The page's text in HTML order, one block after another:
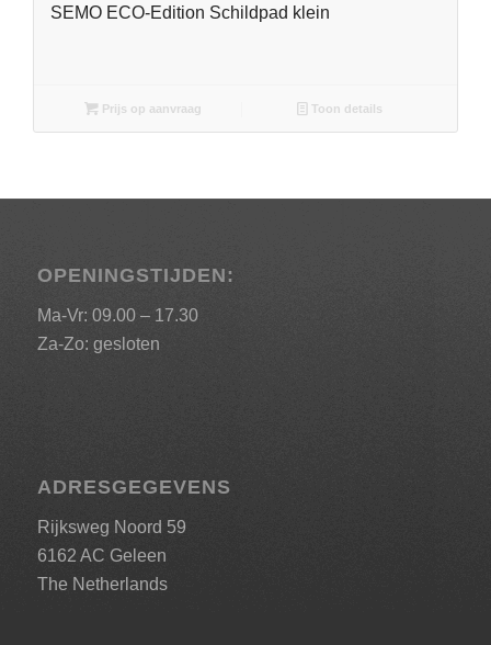
SEMO ECO-Edition Schildpad klein
Prijs op aanvraag Toon details
OPENINGSTIJDEN:
Ma-Vr: 09.00 – 17.30
Za-Zo: gesloten
ADRESGEGEVENS
Rijksweg Noord 59
6162 AC Geleen
The Netherlands